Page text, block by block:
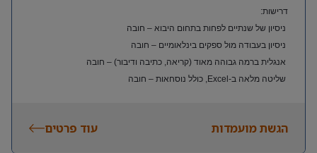
דרישות:
ניסיון של שנתיים לפחות בתחום היבוא – חובה
ניסיון בעבודה מול ספקים בינלאומיים – חובה
אנגלית ברמה גבוהה מאוד (קריאה, כתיבה ודיבור) – חובה
שליטה מלאה ב-Excel, כולל נוסחאות – חובה
הגשת מועמדות עוד פרטים